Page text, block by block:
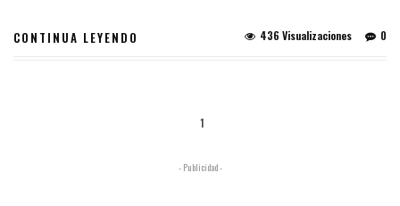
CONTINUA LEYENDO 0
436 Visualizaciones
1
- Publicidad -